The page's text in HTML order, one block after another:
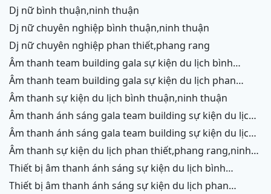
dj nữ bình thuận,ninh thuận
dj nữ chuyên nghiệp bình thuận,ninh thuận
dj nữ chuyên nghiệp phan thiết,phang rang
âm thanh team building gala sự kiện du lịch bình
thuận,ninh thuận
âm thanh team building gala sự kiện du lịch phan
thiết,phang rang,ninh chữ, vĩnh hy
âm thanh sự kiện du lịch bình thuận,ninh thuận
âm thanh ánh sáng gala team building sự kiện du lịch
bình thuận,ninh thuận
âm thanh ánh sáng gala team building sự kiện du lịch
phan thiết,phang rang,ninh chữ,vĩnh hy
âm thanh sự kiện du lịch phan thiết,phang rang,ninh
chữ,vĩnh hy,ninh thuận,cam ranh
thiết bị âm thanh ánh sáng sự kiện du lịch bình
thuận,ninh thuận
thiết bị âm thanh ánh sáng sự kiện du lịch phan